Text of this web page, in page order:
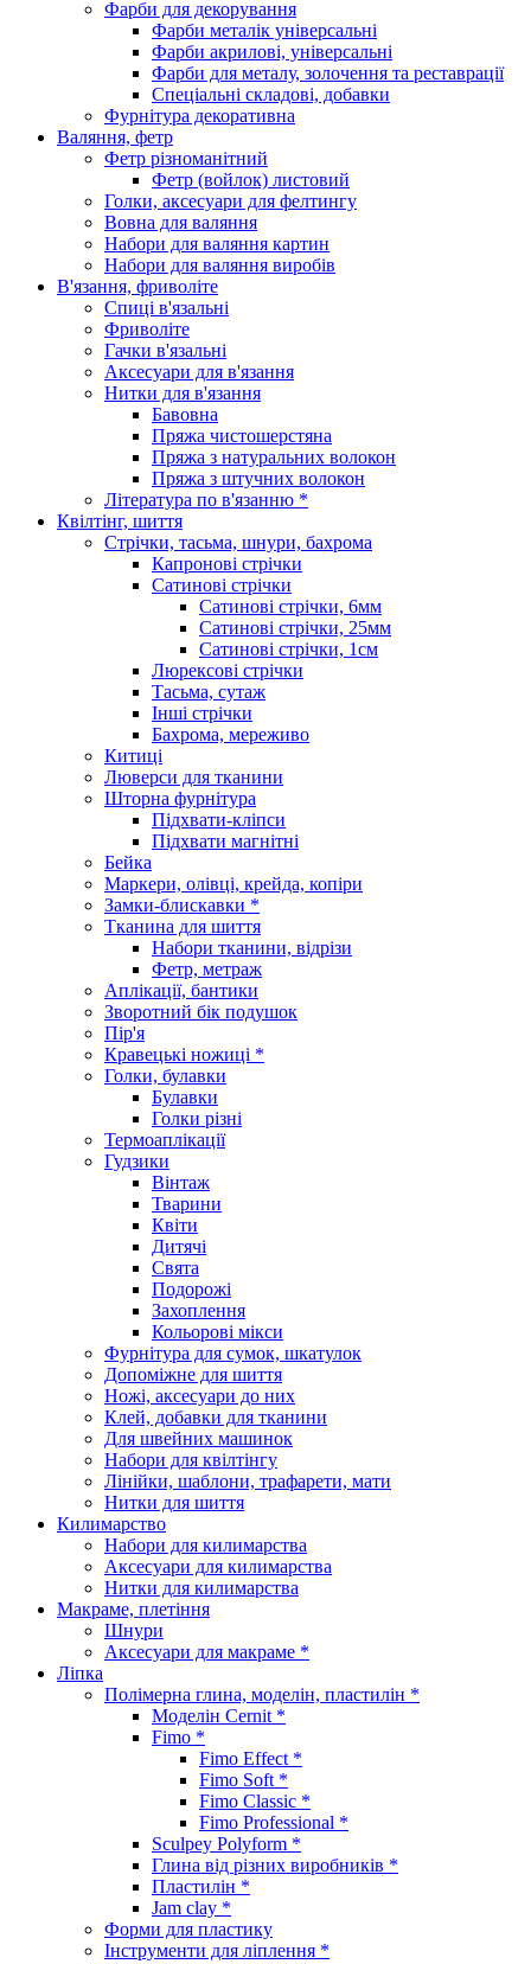
Фарби для декорування
Фарби металік універсальні
Фарби акрилові, універсальні
Фарби для металу, золочення та реставрації
Спеціальні складові, добавки
Фурнітура декоративна
Валяння, фетр
Фетр різноманітний
Фетр (войлок) листовий
Голки, аксесуари для фелтингу
Вовна для валяння
Набори для валяння картин
Набори для валяння виробів
В'язання, фриволіте
Спиці в'язальні
Фриволіте
Гачки в'язальні
Аксесуари для в'язання
Нитки для в'язання
Бавовна
Пряжа чистошерстяна
Пряжа з натуральних волокон
Пряжа з штучних волокон
Література по в'язанню *
Квілтінг, шиття
Стрічки, тасьма, шнури, бахрома
Капронові стрічки
Сатинові стрічки
Сатинові стрічки, 6мм
Сатинові стрічки, 25мм
Сатинові стрічки, 1см
Люрексові стрічки
Тасьма, сутаж
Інші стрічки
Бахрома, мереживо
Китиці
Люверси для тканини
Шторна фурнітура
Підхвати-кліпси
Підхвати магнітні
Бейка
Маркери, олівці, крейда, копіри
Замки-блискавки *
Тканина для шиття
Набори тканини, відрізи
Фетр, метраж
Аплікації, бантики
Зворотний бік подушок
Пір'я
Кравецькі ножиці *
Голки, булавки
Булавки
Голки різні
Термоаплікації
Гудзики
Вінтаж
Тварини
Квіти
Дитячі
Свята
Подорожі
Захоплення
Кольорові мікси
Фурнітура для сумок, шкатулок
Допоміжне для шиття
Ножі, аксесуари до них
Клей, добавки для тканини
Для швейних машинок
Набори для квілтінгу
Лінійки, шаблони, трафарети, мати
Нитки для шиття
Килимарство
Набори для килимарства
Аксесуари для килимарства
Нитки для килимарства
Макраме, плетіння
Шнури
Аксесуари для макраме *
Ліпка
Полімерна глина, моделін, пластилін *
Моделін Cernit *
Fimo *
Fimo Effect *
Fimo Soft *
Fimo Classic *
Fimo Professional *
Sculpey Polyform *
Глина від різних виробників *
Пластилін *
Jam clay *
Форми для пластику
Інструменти для ліплення *